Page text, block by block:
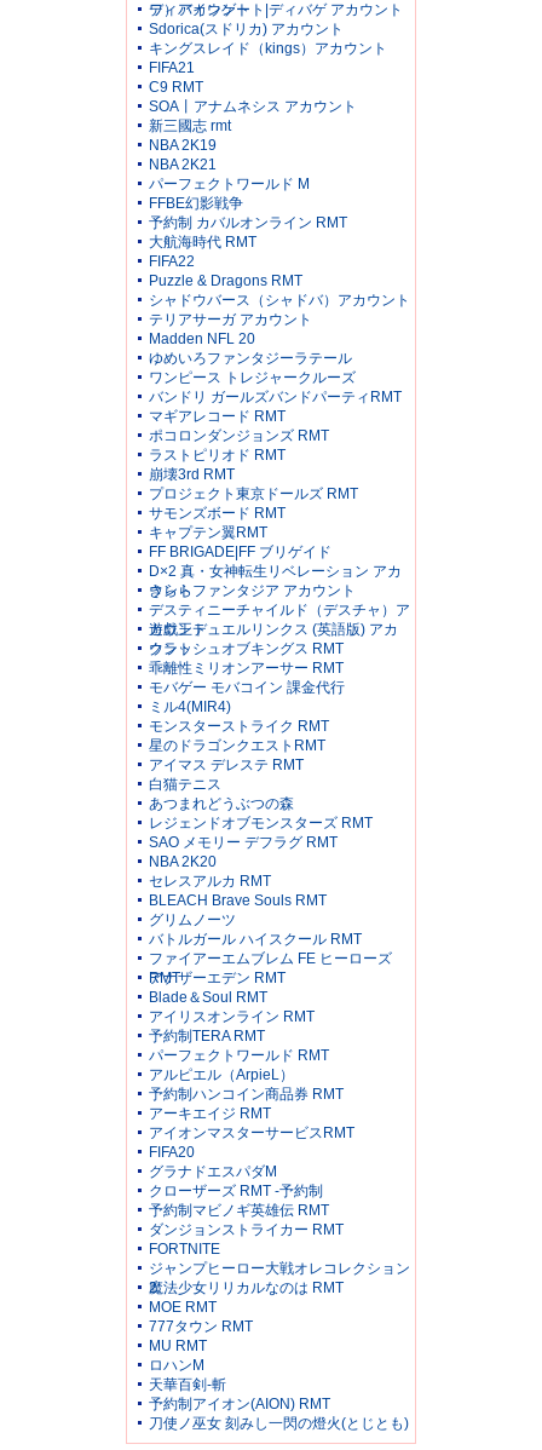
ワ）アカウント
ディバインゲート|ディバゲ アカウント
Sdorica(スドリカ) アカウント
キングスレイド（kings）アカウント
FIFA21
C9 RMT
SOA丨アナムネシス アカウント
新三國志 rmt
NBA 2K19
NBA 2K21
パーフェクトワールド M
FFBE幻影戦争
予約制 カバルオンライン RMT
大航海時代 RMT
FIFA22
Puzzle & Dragons RMT
シャドウバース（シャドバ）アカウント
テリアサーガ アカウント
Madden NFL 20
ゆめいろファンタジーラテール
ワンピース トレジャークルーズ
バンドリ ガールズバンドパーティRMT
マギアレコード RMT
ポコロンダンジョンズ RMT
ラストピリオド RMT
崩壊3rd RMT
プロジェクト東京ドールズ RMT
サモンズボード RMT
キャプテン翼RMT
FF BRIGADE|FF ブリゲイド
D×2 真・女神転生リベレーション アカ
ウント
きららファンタジア アカウント
デスティニーチャイルド（デスチャ）ア
カウント
遊戯王デュエルリンクス (英語版) アカ
ウント
クラッシュオブキングス RMT
乖離性ミリオンアーサー RMT
モバゲー モバコイン 課金代行
ミル4(MIR4)
モンスターストライク RMT
星のドラゴンクエストRMT
アイマス デレステ RMT
白猫テニス
あつまれどうぶつの森
レジェンドオブモンスターズ RMT
SAO メモリー デフラグ RMT
NBA 2K20
セレスアルカ RMT
BLEACH Brave Souls RMT
グリムノーツ
バトルガール ハイスクール RMT
ファイアーエムブレム FE ヒーローズ
RMT
アナザーエデン RMT
Blade＆Soul RMT
アイリスオンライン RMT
予約制TERA RMT
パーフェクトワールド RMT
アルピエル（ArpieL）
予約制ハンコイン商品券 RMT
アーキエイジ RMT
アイオンマスターサービスRMT
FIFA20
グラナドエスパダM
クローザーズ RMT -予約制
予約制マビノギ英雄伝 RMT
ダンジョンストライカー RMT
FORTNITE
ジャンプヒーロー大戦オレコレクション
2
魔法少女リリカルなのは RMT
MOE RMT
777タウン RMT
MU RMT
ロハンM
天華百剣-斬
予約制アイオン(AION) RMT
刀使ノ巫女 刻みし一閃の燈火(とじとも)